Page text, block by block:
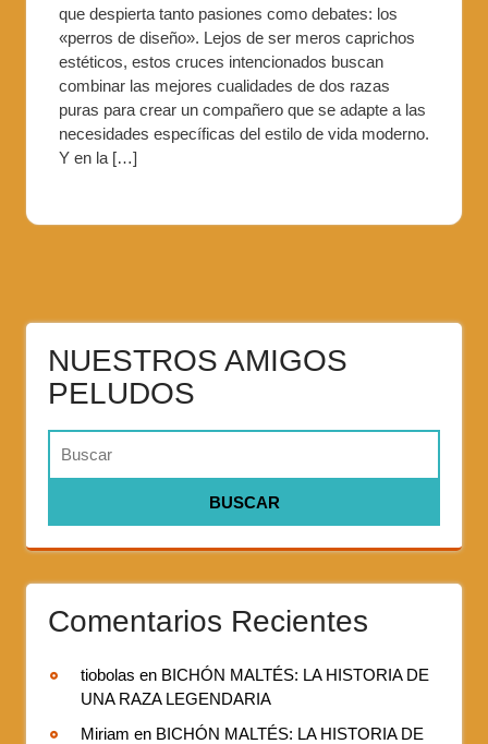
que despierta tanto pasiones como debates: los
«perros de diseño». Lejos de ser meros caprichos
estéticos, estos cruces intencionados buscan
combinar las mejores cualidades de dos razas
puras para crear un compañero que se adapte a las
necesidades específicas del estilo de vida moderno.
Y en la […]
NUESTROS AMIGOS
PELUDOS
Comentarios Recientes
tiobolas en BICHÓN MALTÉS: LA HISTORIA DE
UNA RAZA LEGENDARIA
Miriam en BICHÓN MALTÉS: LA HISTORIA DE